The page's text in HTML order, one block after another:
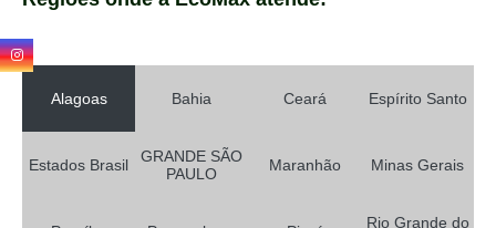
onde vende madeira ecológica para revestimento ABCD
onde vende madeira ecológica para deck sustentável Suzano
venda de madeira plástica ecológica para deck Simões Filho
onde vende madeira ecológica deck sustentável Embu
Alagoas Bahia Ceará Espírito Santo
Estados Brasil
GRANDE SÃO
PAULO
Maranhão Minas Gerais
Rio Grande do